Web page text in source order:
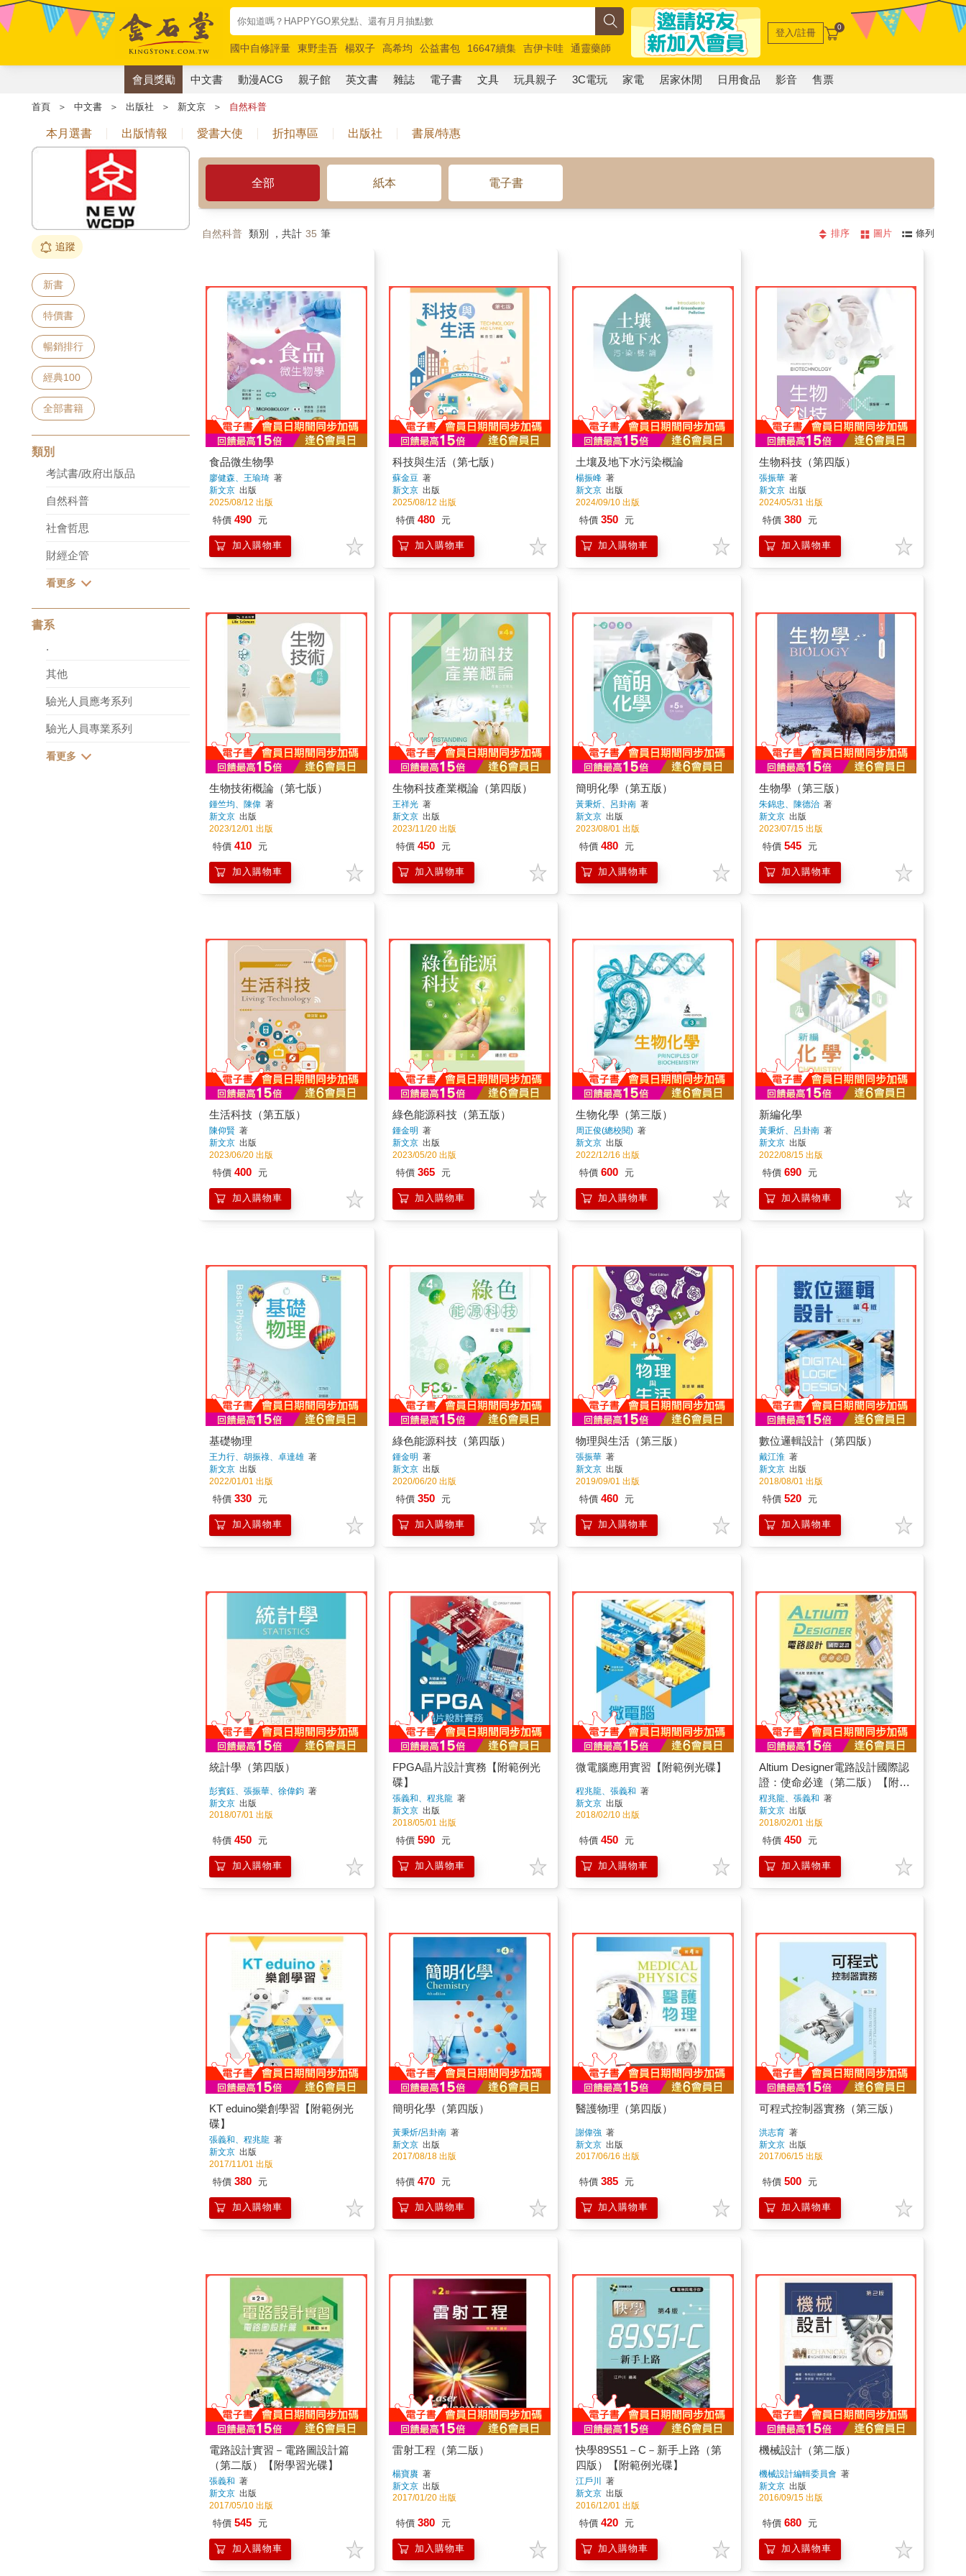
國中自修評量 東野圭吾 楊双子 高希均 公益書包 16647續集 吉伊卡哇
通靈藥師
唯紅花綻放
奧德賽 路邊攤新作 馬斯克 玩具總動員5 超慢跑
登入/註冊 0
會員獎勵 中文書 動漫ACG 親子館 英文書 雜誌 電子書 文具 玩具親子 3C電玩 家電 居家休閒 日用食品 影音 售票
首頁 ＞ 中文書 ＞ 出版社 ＞ 新文京 ＞ 自然科普
本月選書 出版情報 愛書大使 折扣專區 出版社 書展/特惠
追蹤
新書
特價書
暢銷排行
經典100
全部書籍
類別
考試書/政府出版品
自然科普
社會哲思
財經企管
書系
.
其他
驗光人員應考系列
驗光人員專業系列
全部 紙本 電子書
自然科普 類別 ，共計 35 筆 排序 圖片 條列
食品微生物學
廖健森、王瑜琦 著
新文京 出版
2025/08/12 出版
特價 490 元
加入購物車
科技與生活（第七版）
蘇金豆著
新文京 出版
2025/08/12 出版
特價 480 元
加入購物車
土壤及地下水污染概論
楊振峰著
新文京 出版
2024/09/10 出版
特價 350 元
加入購物車
生物科技（第四版）
張振華著
新文京 出版
2024/05/31 出版
特價 380 元
加入購物車
生物技術概論（第七版）
鍾竺均、陳偉 著
新文京 出版
2023/12/01 出版
特價 410 元
加入購物車
生物科技產業概論（第四版）
王祥光著
新文京 出版
2023/11/20 出版
特價 450 元
加入購物車
簡明化學（第五版）
黃秉炘、呂卦南著
新文京 出版
2023/08/01 出版
特價 480 元
加入購物車
生物學（第三版）
朱錦忠、陳德治著
新文京 出版
2023/07/15 出版
特價 545 元
加入購物車
生活科技（第五版）
陳仰賢 著
新文京 出版
2023/06/20 出版
特價 400 元
加入購物車
綠色能源科技（第五版）
鍾金明 著
新文京 出版
2023/05/20 出版
特價 365 元
加入購物車
生物化學（第三版）
周正俊(總校閱)著
新文京 出版
2022/12/16 出版
特價 600 元
加入購物車
新編化學
黃秉炘、呂卦南著
新文京 出版
2022/08/15 出版
特價 690 元
加入購物車
基礎物理
王力行、胡振祿、卓達雄 著
新文京 出版
2022/01/01 出版
特價 330 元
加入購物車
綠色能源科技（第四版）
鍾金明 著
新文京 出版
2020/06/20 出版
特價 350 元
加入購物車
物理與生活（第三版）
張振華著
新文京 出版
2019/09/01 出版
特價 460 元
加入購物車
數位邏輯設計（第四版）
戴江淮著
新文京 出版
2018/08/01 出版
特價 520 元
加入購物車
統計學（第四版）
彭賓鈺、張振華、徐偉鈞 著
新文京 出版
2018/07/01 出版
特價 450 元
加入購物車
FPGA晶片設計實務【附範例光
碟】
張義和、程兆龍著
新文京 出版
2018/05/01 出版
特價 590 元
加入購物車
微電腦應用實習【附範例光碟】
程兆龍、張義和 著
新文京 出版
2018/02/10 出版
特價 450 元
加入購物車
Altium Designer電路設計國際認
證：使命必達（第二版）【附學
習資料光碟】
程兆龍、張義和 著
新文京 出版
2018/02/01 出版
特價 450 元
加入購物車
KT eduino樂創學習【附範例光
碟】
張義和、程兆龍 著
新文京 出版
2017/11/01 出版
特價 380 元
加入購物車
簡明化學（第四版）
黃秉炘/呂卦南著
新文京 出版
2017/08/18 出版
特價 470 元
加入購物車
醫護物理（第四版）
謝偉強著
新文京 出版
2017/06/16 出版
特價 385 元
加入購物車
可程式控制器實務（第三版）
洪志育著
新文京 出版
2017/06/15 出版
特價 500 元
加入購物車
電路設計實習－電路圖設計篇
（第二版）【附學習光碟】
張義和 著
新文京 出版
2017/05/10 出版
特價 545 元
加入購物車
雷射工程（第二版）
楊寶賡著
新文京 出版
2017/01/20 出版
特價 380 元
加入購物車
快學89S51－C－新手上路（第
四版）【附範例光碟】
江戶川
著
新文京 出版
2016/12/01 出版
特價 420 元
加入購物車
機械設計（第二版）
機械設計編輯委員會 著
新文京 出版
2016/09/15 出版
特價 680 元
加入購物車